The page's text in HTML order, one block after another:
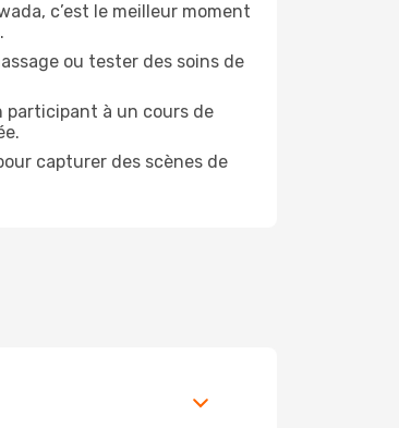
c’est le meilleur moment
ou tester des soins de
participant à un cours de
capturer des scènes de